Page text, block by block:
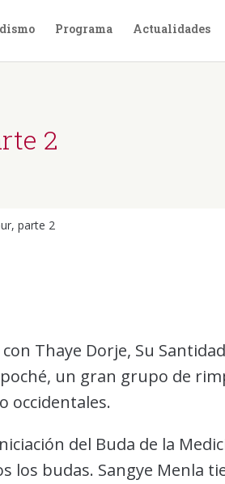
Programa Actualidades
2
parte 2
Thaye Dorje, Su
un gran grupo de
occidentales.
del Buda de la
los budas. Sangye Menla